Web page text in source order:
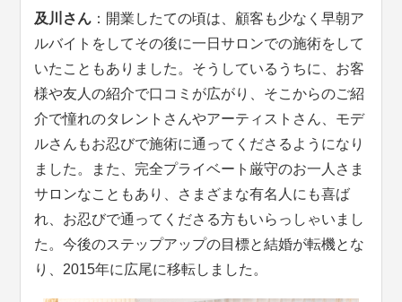
及川さん ：開業したての頃は、顧客も少なく早朝ア
ルバイトをしてその後に一日サロンでの施術をして
いたこともありました。そうしているうちに、お客
様や友人の紹介で口コミが広がり、そこからのご紹
介で憧れのタレントさんやアーティストさん、モデ
ルさんもお忍びで施術に通ってくださるようになり
ました。また、完全プライベート厳守のお一人さま
サロンなこともあり、さまざまな有名人にも喜ば
れ、お忍びで通ってくださる方もいらっしゃいまし
た。今後のステップアップの目標と結婚が転機とな
り、2015年に広尾に移転しました。